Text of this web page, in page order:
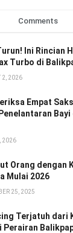
Comments
Ini Rincian
Turbo di
2, 2026
Empat
2026
Orang dengan
Mulai 2026
25, 2025
Terjatuh dari
Perairan